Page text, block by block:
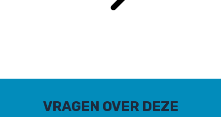
VRAGEN OVER DEZE